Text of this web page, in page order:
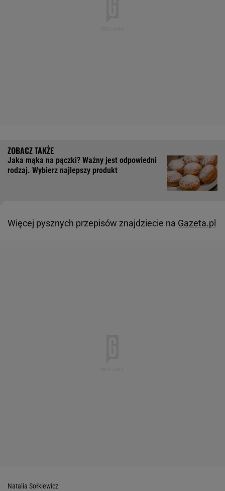
Jaka mąka na pączki? Ważny jest odpowiedni
rodzaj. Wybierz najlepszy produkt
Więcej pysznych przepisów znajdziecie na Gazeta.pl
Natalia Sołkiewicz